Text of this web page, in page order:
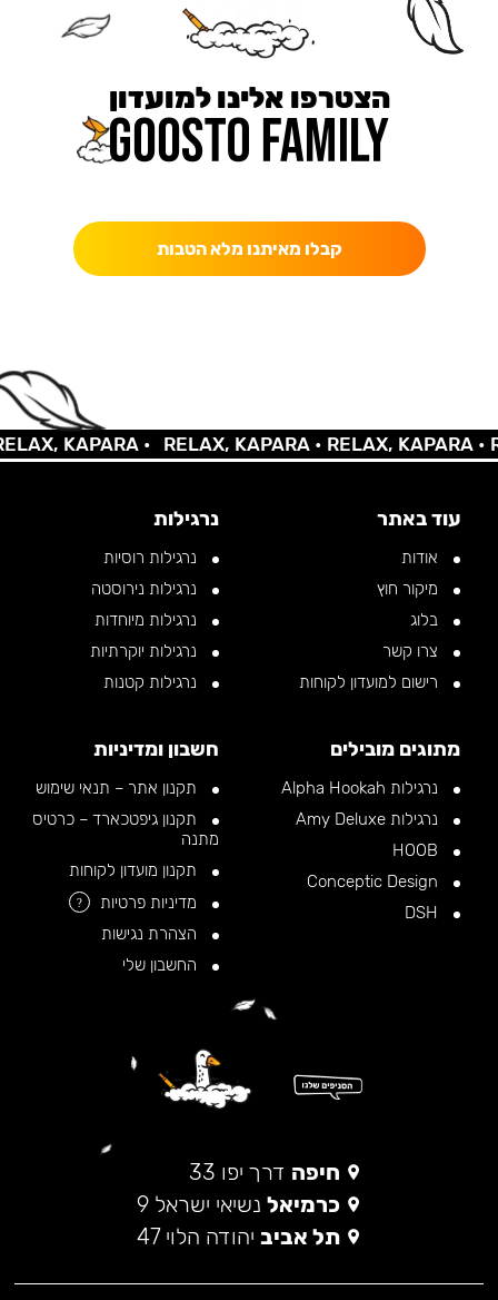
הצטרפו אלינו למועדון
קבלו מאיתנו מלא הטבות
KAPARA • RELAX, KAPARA •RELAX, KAPARA •
עוד באתר
אודות
מיקור חוץ
בלוג
צרו קשר
רישום למועדון לקוחות
נרגילות
נרגילות רוסיות
נרגילות נירוסטה
נרגילות מיוחדות
נרגילות יוקרתיות
נרגילות קטנות
מתוגים מובילים
נרגילות Alpha Hookah
נרגילות Amy Deluxe
חשבון ומדיניות
תקנון אתר – תנאי שימוש
תקנון גיפטכארד – כרטיס
מתנה
תקנון מועדון לקוחות
מדיניות פרטיות
?
הצהרת נגישות
החשבון שלי
חיפה דרך יפו 33
כרמיאל נשיאי ישראל 9
תל אביב יהודה הלוי 47